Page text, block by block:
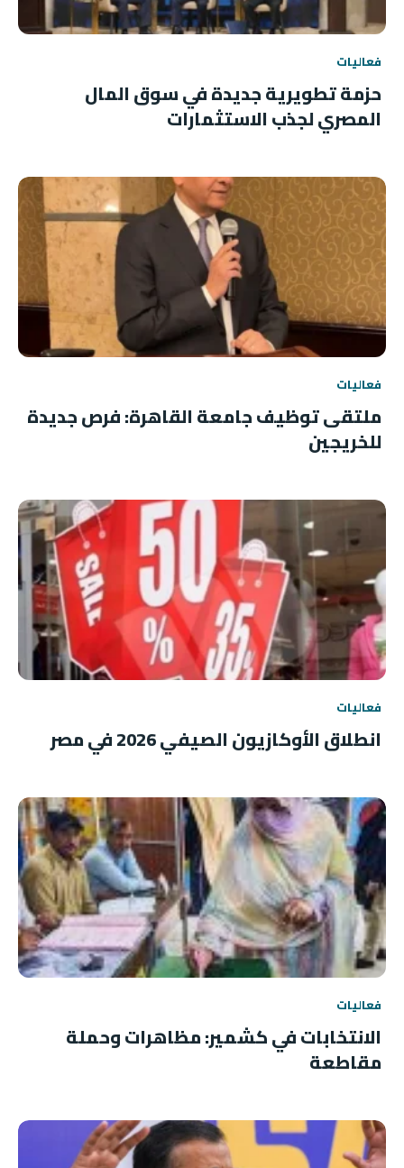
فعاليات
حزمة تطويرية جديدة في سوق المال
المصري لجذب الاستثمارات
فعاليات
ملتقى توظيف جامعة القاهرة: فرص جديدة
للخريجين
فعاليات
انطلاق الأوكازيون الصيفي 2026 في مصر
فعاليات
الانتخابات في كشمير: مظاهرات وحملة
مقاطعة